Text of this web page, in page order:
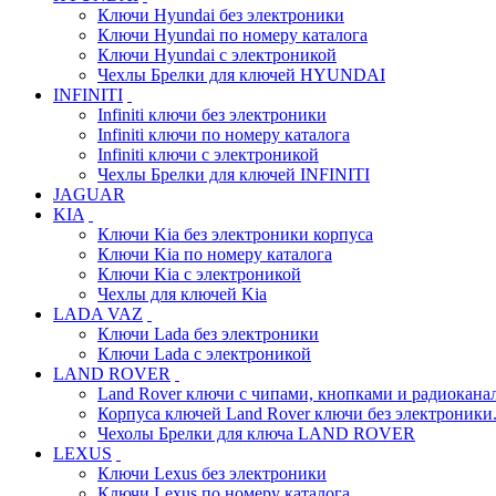
Ключи Hyundai без электроники
Ключи Hyundai по номеру каталога
Ключи Hyundai с электроникой
Чехлы Брелки для ключей HYUNDAI
INFINITI
Infiniti ключи без электроники
Infiniti ключи по номеру каталога
Infiniti ключи с электроникой
Чехлы Брелки для ключей INFINITI
JAGUAR
KIA
Ключи Kia без электроники корпуса
Ключи Kia по номеру каталога
Ключи Kia с электроникой
Чехлы для ключей Kia
LADA VAZ
Ключи Lada без электроники
Ключи Lada с электроникой
LAND ROVER
Land Rover ключи с чипами, кнопками и
Корпуса ключей Land Rover ключи без электроники.
Чехолы Брелки для ключа LAND ROVER
LEXUS
Ключи Lexus без электроники